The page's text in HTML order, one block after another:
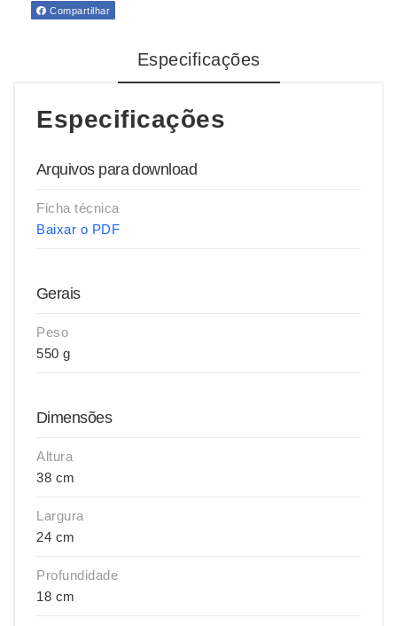
Compartilhar
Especificações
Especificações
Arquivos para download
Ficha técnica
Baixar o PDF
Gerais
Peso
550 g
Dimensões
Altura
38 cm
Largura
24 cm
Profundidade
18 cm